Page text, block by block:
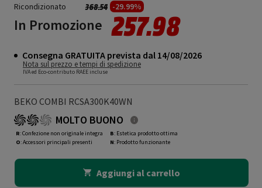
Ricondizionato
Prezzo ridotto da
368.54a -29.99%
In Promozione 257.98
Consegna GRATUITA prevista dal 14/08/2026
Nota sul prezzo e tempi di spedizione
IVA ed Eco-contributo RAEE incluse
BEKO COMBI RCSA300K40WN
MOLTO BUONO
R: Confezione non originale integra
O: Accessori principali presenti
B: Estetica prodotto ottima
N: Prodotto funzionante
Aggiungi al carrello